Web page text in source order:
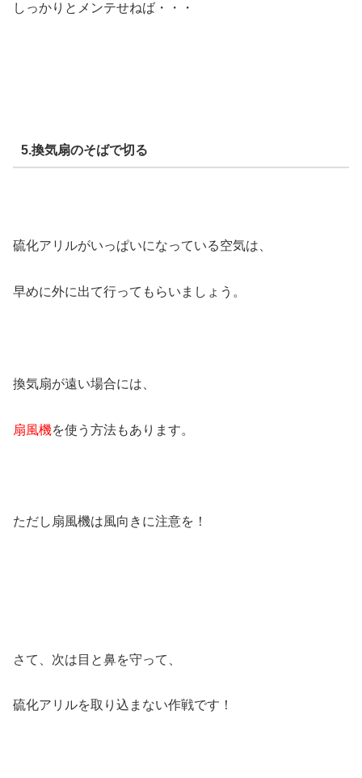
しっかりとメンテせねば・・・
5.換気扇のそばで切る
硫化アリルがいっぱいになっている空気は、
早めに外に出て行ってもらいましょう。
換気扇が遠い場合には、
扇風機を使う方法もあります。
ただし扇風機は風向きに注意を！
さて、次は目と鼻を守って、
硫化アリルを取り込まない作戦です！